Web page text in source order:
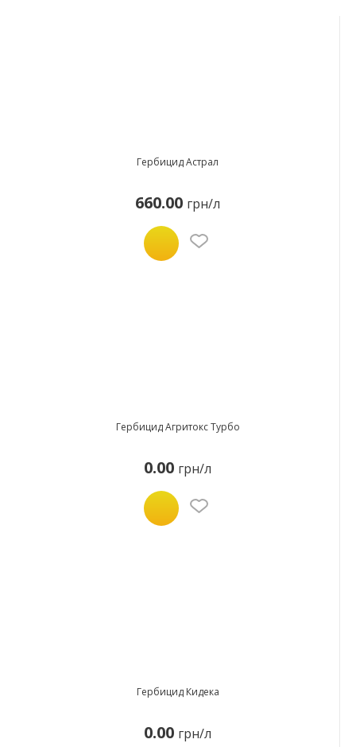
Гербицид Астрал
660.00 грн/л
Гербицид Агритокс Турбо
0.00 грн/л
Гербицид Кидека
0.00 грн/л